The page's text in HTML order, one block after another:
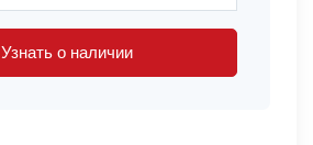
Узнать о наличии